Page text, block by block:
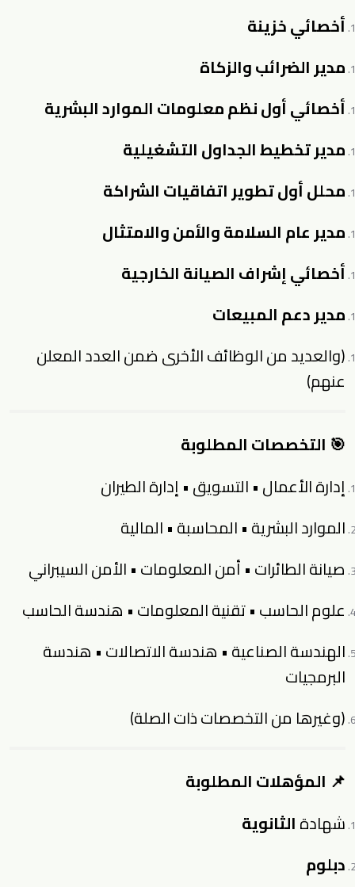
أخصائي خزينة
مدير الضرائب والزكاة
أخصائي أول نظم معلومات الموارد البشرية
مدير تخطيط الجداول التشغيلية
محلل أول تطوير اتفاقيات الشراكة
مدير عام السلامة والأمن والامتثال
أخصائي إشراف الصيانة الخارجية
مدير دعم المبيعات
(والعديد من الوظائف الأخرى ضمن العدد المعلن
عنهم)
🎯 التخصصات المطلوبة
إدارة الأعمال • التسويق • إدارة الطيران
الموارد البشرية • المحاسبة • المالية
صيانة الطائرات • أمن المعلومات • الأمن السيبراني
علوم الحاسب • تقنية المعلومات • هندسة الحاسب
الهندسة الصناعية • هندسة الاتصالات • هندسة
البرمجيات
(وغيرها من التخصصات ذات الصلة)
📌 المؤهلات المطلوبة
شهادةالثانوية
دبلوم